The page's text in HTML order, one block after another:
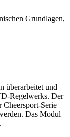
Grundlagen,
überarbeitet und
Regelwerks. Der
Cheersport-Serie
Das Modul